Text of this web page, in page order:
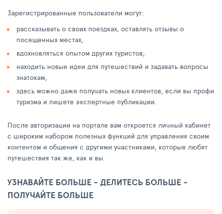
Зарегистрированные пользователи могут:
рассказывать о своих поездках, оставлять отзывы о
посещенных местах,
вдохновляться опытом других туристов,
находить новые идеи для путешествий и задавать вопросы
знатокам,
здесь можно даже получать новых клиентов, если вы профи
туризма и пишете экспертные публикации.
После авторизации на портале вам откроется личный кабинет
с широким набором полезных функций для управления своим
контентом и общения с другими участниками, которые любят
путешествия так же, как и вы.
УЗНАВАЙТЕ БОЛЬШЕ - ДЕЛИТЕСЬ БОЛЬШЕ -
ПОЛУЧАЙТЕ БОЛЬШЕ